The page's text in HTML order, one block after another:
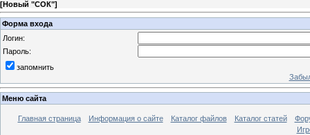
[Новый "СОК"]
Форма входа
Логин:
Пароль:
запомнить
Меню сайта
Главная страница Информация о сайте Каталог файлов Каталог статей